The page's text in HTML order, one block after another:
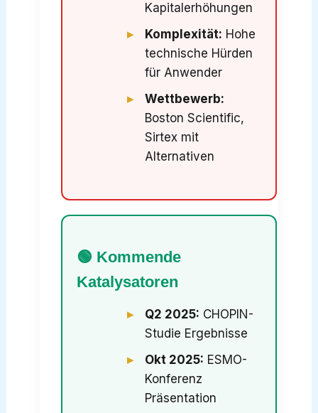
Kapitalerhöhungen
Komplexität: Hohe
technische Hürden
für Anwender
Wettbewerb:
Boston Scientific,
Sirtex mit
Alternativen
🟢 Kommende
Katalysatoren
Q2 2025: CHOPIN-
Studie Ergebnisse
Okt 2025: ESMO-
Konferenz
Präsentation